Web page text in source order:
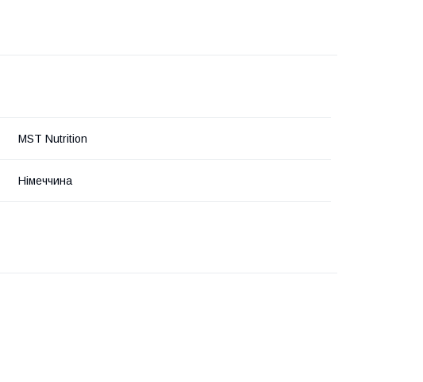
MST Nutrition
Німеччина